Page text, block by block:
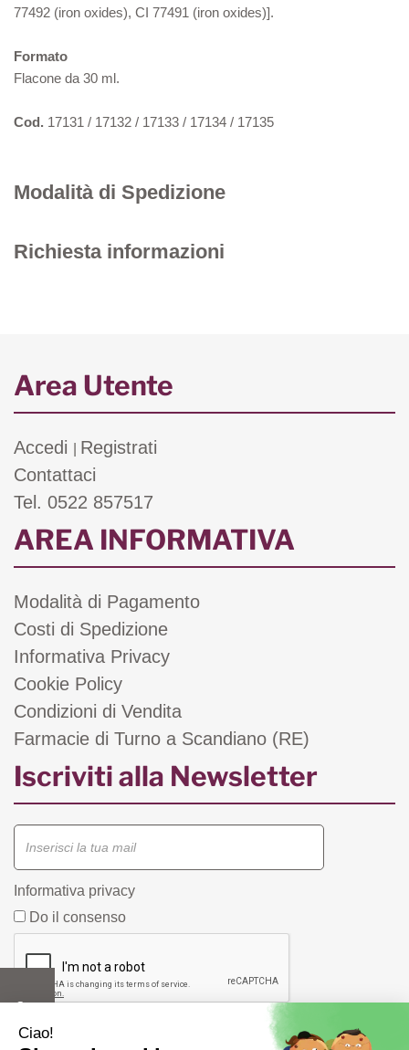
77492 (iron oxides), CI 77491 (iron oxides)].
Formato
Flacone da 30 ml.
Cod. 17131 / 17132 / 17133 / 17134 / 17135
Modalità di Spedizione
Richiesta informazioni
Area Utente
Accedi
Registrati
Contattaci
Tel. 0522 857517
AREA INFORMATIVA
Modalità di Pagamento
Costi di Spedizione
Informativa Privacy
Cookie Policy
Condizioni di Vendita
Farmacie di Turno a Scandiano (RE)
Iscriviti alla Newsletter
Informativa privacy
Do il consenso